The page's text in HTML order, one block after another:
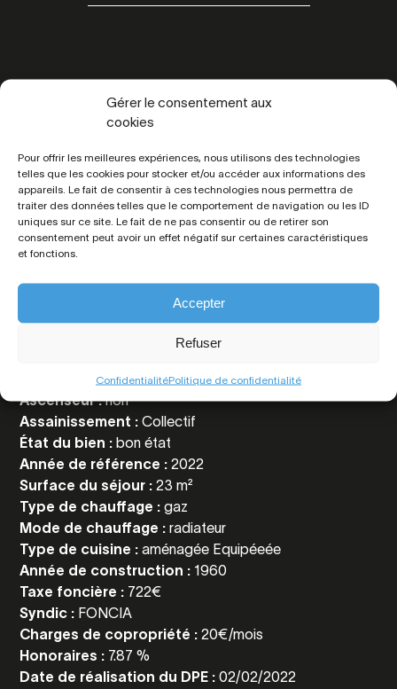
Gérer le consentement aux
cookies
Pour offrir les meilleures expériences, nous utilisons des technologies
telles que les cookies pour stocker et/ou accéder aux informations des
appareils. Le fait de consentir à ces technologies nous permettra de
traiter des données telles que le comportement de navigation ou les ID
uniques sur ce site. Le fait de ne pas consentir ou de retirer son
consentement peut avoir un effet négatif sur certaines caractéristiques
et fonctions.
Accepter
Refuser
ConfidentialitéPolitique de confidentialité
Toutes lesinformations
Référence :
35 M²
Nbre d'étages :RDC
Ascenseur :non
Assainissement :Collectif
État du bien :bon état
Année de référence :2022
Surface du séjour :23 m²
Type de chauffage :gaz
Mode de chauffage :radiateur
Type de cuisine :aménagée Equipéeée
Année de construction : 1960
Taxe foncière : 722€
Syndic : FONCIA
Charges de copropriété :20€/mois
Honoraires : 7.87 %
Date de réalisation du DPE :02/02/2022